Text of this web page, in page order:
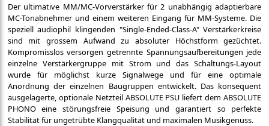
Der ultimative MM/MC-Vorverstärker für 2 unabhängig adaptierbare
MC-Tonabnehmer und einem weiteren Eingang für MM-Systeme. Die
speziell audiophil klingenden "Single-Ended-Class-A" Verstärkerkreise
sind mit grossem Aufwand zu absoluter Höchstform gezüchtet.
Kompromisslos versorgen getrennte Spannungsaufbereitungen jede
einzelne Verstärkergruppe mit Strom und das Schaltungs-Layout
wurde für möglichst kurze Signalwege und für eine optimale
Anordnung der einzelnen Baugruppen entwickelt. Das konsequent
ausgelagerte, optionale Netzteil ABSOLUTE PSU liefert dem ABSOLUTE
PHONO eine störungsfreie Speisung und garantiert so perfekte
Stabilität für ungetrübte Klangqualität und maximalen Musikgenuss.